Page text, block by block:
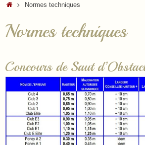
AccueilNormes techniques
Normes techniques
Concours de Saut